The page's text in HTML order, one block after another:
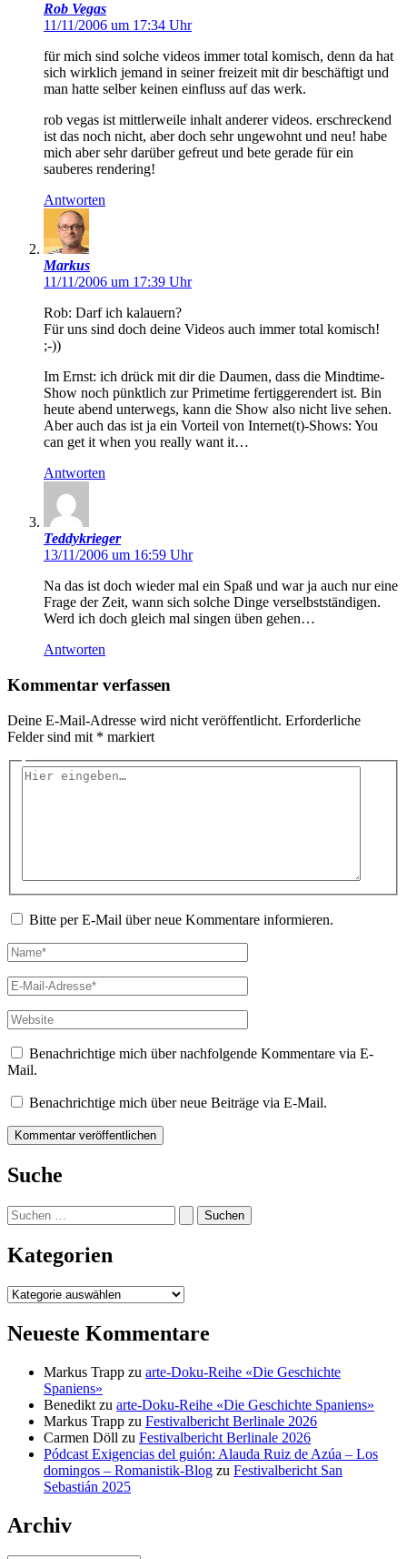
Rob Vegas
11/11/2006 um 17:34 Uhr
für mich sind solche videos immer total komisch, denn da hat
sich wirklich jemand in seiner freizeit mit dir beschäftigt und
man hatte selber keinen einfluss auf das werk.
rob vegas ist mittlerweile inhalt anderer videos. erschreckend
ist das noch nicht, aber doch sehr ungewohnt und neu! habe
mich aber sehr darüber gefreut und bete gerade für ein
sauberes rendering!
Antworten
Markus
11/11/2006 um 17:39 Uhr
Rob: Darf ich kalauern?
Für uns sind doch deine Videos auch immer total komisch!
;-))
Im Ernst: ich drück mit dir die Daumen, dass die Mindtime-
Show noch pünktlich zur Primetime fertiggerendert ist. Bin
heute abend unterwegs, kann die Show also nicht live sehen.
Aber auch das ist ja ein Vorteil von Internet(t)-Shows: You
can get it when you really want it…
Antworten
Teddykrieger
13/11/2006 um 16:59 Uhr
Na das ist doch wieder mal ein Spaß und war ja auch nur eine
Frage der Zeit, wann sich solche Dinge verselbstständigen.
Werd ich doch gleich mal singen üben gehen…
Antworten
Kommentar verfassen
Deine E-Mail-Adresse wird nicht veröffentlicht. Erforderliche
Felder sind mit * markiert
Hier
Bitte per E-Mail über neue Kommentare informieren.
Name*
E-
Mail-
Adresse*
Website
Benachrichtige mich über nachfolgende Kommentare via E-
Mail.
Benachrichtige mich über neue Beiträge via E-Mail.
Suche
Suchen
nach:
Kategorien
Kategorien
Neueste Kommentare
Markus Trapp zu arte-Doku-Reihe «Die Geschichte
Spaniens»
Benedikt zu arte-Doku-Reihe «Die Geschichte Spaniens»
Markus Trapp zu Festivalbericht Berlinale 2026
Carmen Döll zu Festivalbericht Berlinale 2026
Pódcast Exigencias del guión: Alauda Ruiz de Azúa – Los
domingos – Romanistik-Blog zu Festivalbericht San
Sebastián 2025
Archiv